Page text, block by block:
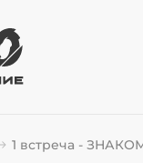
1 встреча -